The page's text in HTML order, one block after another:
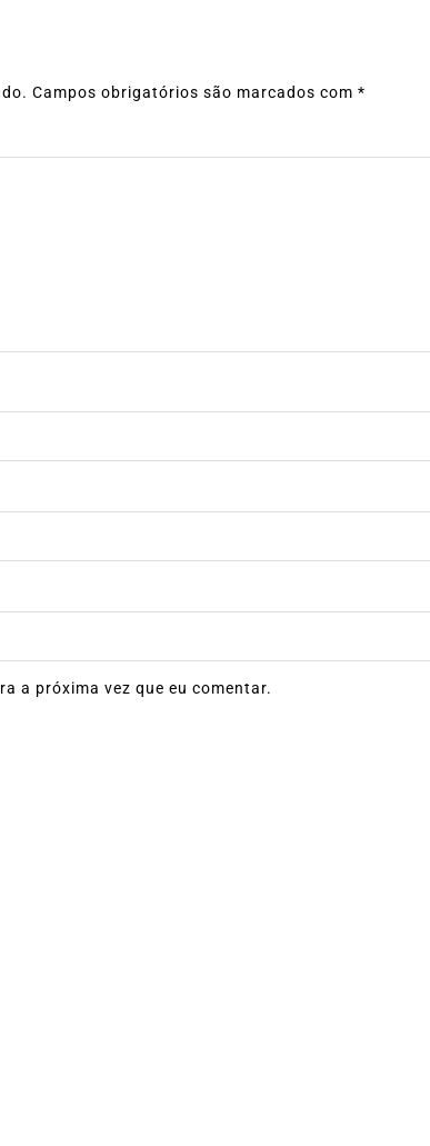
Campos obrigatórios são marcados com *
a próxima vez que eu comentar.